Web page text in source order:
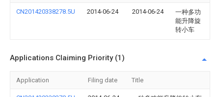
CN201420338278.5U 2014-06-24 2014-06-24
一种多功
能升降旋
转小车
Applications Claiming Priority (1)
Application Filing date Title